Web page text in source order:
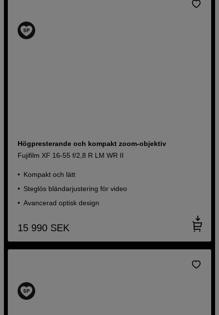
Högpresterande och kompakt zoom-objektiv
Fujifilm XF 16-55 f/2,8 R LM WR II
Kompakt och lätt
Steglös bländarjustering för video
Avancerad optisk design
15 990 SEK